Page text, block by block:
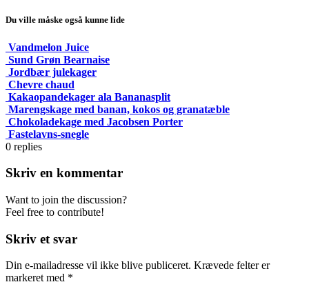
Du ville måske også kunne lide
Vandmelon Juice
Sund Grøn Bearnaise
Jordbær julekager
Chevre chaud
Kakaopandekager ala Bananasplit
Marengskage med banan, kokos og granatæble
Chokoladekage med Jacobsen Porter
Fastelavns-snegle
0 replies
Skriv en kommentar
Want to join the discussion?
Feel free to contribute!
Skriv et svar
Din e-mailadresse vil ikke blive publiceret. Krævede felter er
markeret med *